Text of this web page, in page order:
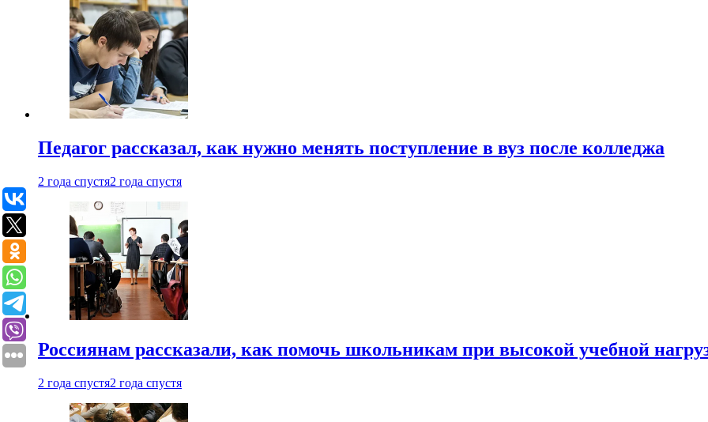
Педагог рассказал, как нужно менять поступление в вуз после колледжа
2 года спустя2 года спустя
Россиянам рассказали, как помочь школьникам при высокой учебной
2 года спустя2 года спустя